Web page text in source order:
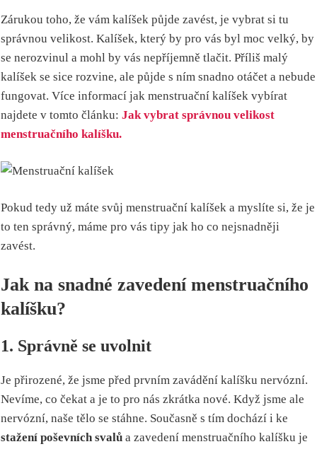
Zárukou toho, že vám kalíšek půjde zavést, je vybrat si tu
správnou velikost. Kalíšek, který by pro vás byl moc velký, by
se nerozvinul a mohl by vás nepříjemně tlačit. Příliš malý
kalíšek se sice rozvine, ale půjde s ním snadno otáčet a nebude
fungovat. Více informací jak menstruační kalíšek vybírat
najdete v tomto článku: Jak vybrat správnou velikost
menstruačního kalíšku.
Pokud tedy už máte svůj menstruační kalíšek a myslíte si, že je
to ten správný, máme pro vás tipy jak ho co nejsnadněji
zavést.
Jak na snadné zavedení menstruačního
kalíšku?
1. Správně se uvolnit
Je přirozené, že jsme před prvním zavádění kalíšku nervózní.
Nevíme, co čekat a je to pro nás zkrátka nové. Když jsme ale
nervózní, naše tělo se stáhne. Současně s tím dochází i ke
stažení poševních svalů a zavedení menstruačního kalíšku je